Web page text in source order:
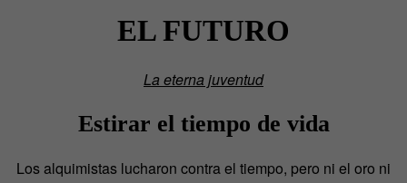
EL FUTURO
La eterna juventud
Estirar el tiempo de vida
Los alquimistas lucharon contra el tiempo, pero ni el oro ni